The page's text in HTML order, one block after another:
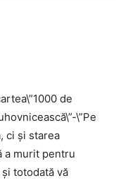
de
\”Pe
ci şi starea
a murit pentru
totodată vă